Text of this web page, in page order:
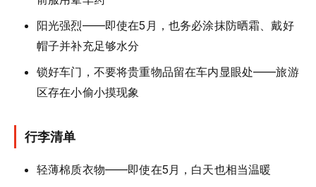
阳光强烈——即使在5月，也务必涂抹防晒霜、戴好
帽子并补充足够水分
锁好车门，不要将贵重物品留在车内显眼处——旅游
区存在小偷小摸现象
行李清单
轻薄棉质衣物——即使在5月，白天也相当温暖